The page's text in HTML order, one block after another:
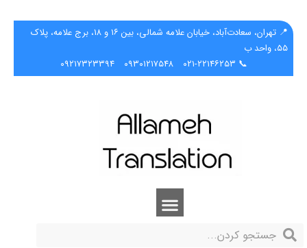
📍 تهران، سعادت‌آباد، خیابان علامه شمالی، بین ۱۶ و ۱۸، برج علامه، پلاک
۵۵، واحد ب
📞 ۰۲۱-۲۲۱۴۶۲۵۳
۰۹۳۰۱۲۱۷۵۴۸ ۰۹۲۱۷۳۲۳۳۹۴